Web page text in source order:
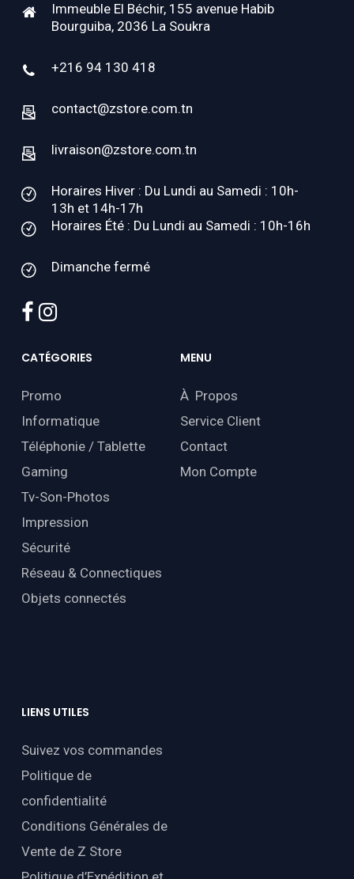
Immeuble El Béchir, 155 avenue Habib
Bourguiba, 2036 La Soukra
+216 94 130 418
contact@zstore.com.tn
livraison@zstore.com.tn
Horaires Hiver : Du Lundi au Samedi : 10h-
13h et 14h-17h
Horaires Été : Du Lundi au Samedi : 10h-16h
Dimanche fermé
facebook
instagram
CATÉGORIES
Promo
Informatique
Téléphonie / Tablette
Gaming
Tv-Son-Photos
Impression
Sécurité
Réseau & Connectiques
Objets connectés
MENU
À Propos
Service Client
Contact
Mon Compte
LIENS UTILES
Suivez vos commandes
Politique de
confidentialité
Conditions Générales de
Vente de Z Store